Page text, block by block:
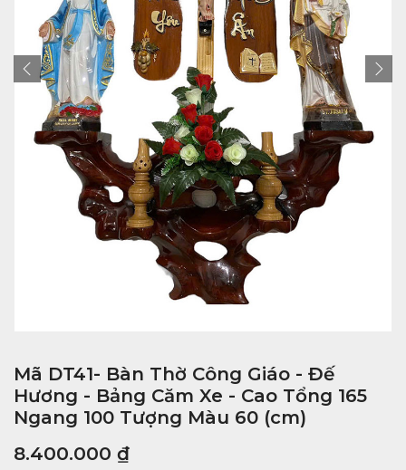
Mã DT41- Bàn Thờ Công Giáo - Đế
Hương - Bảng Căm Xe - Cao Tổng 165
Ngang 100 Tượng Màu 60 (cm)
8.400.000 ₫